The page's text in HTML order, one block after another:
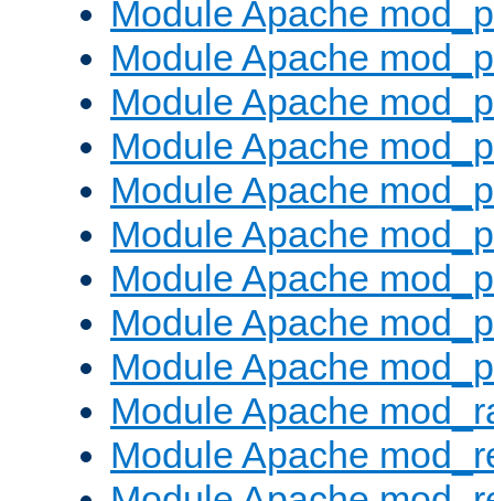
Module Apache
Module Apache
Module Apache
Module Apache
Module Apache
Module Apache
Module Apache
Module Apache
Module Apache
Module Apache
Module Apache